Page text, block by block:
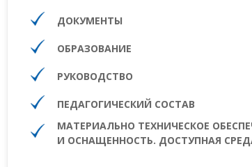
ДОКУМЕНТЫ
ОБРАЗОВАНИЕ
РУКОВОДСТВО
ПЕДАГОГИЧЕСКИЙ СОСТАВ
МАТЕРИАЛЬНО ТЕХНИЧЕСКОЕ
И ОСНАЩЕННОСТЬ. ДОСТУПНАЯ